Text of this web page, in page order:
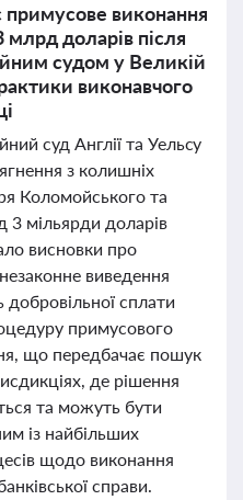
виконання
доларів після
судом у Великій
виконавчого
суд Англії та Уельсу
з колишніх
Коломойського та
3 мільярди доларів
висновки про
виведення
добровільної сплати
примусового
що передбачає пошук
де рішення
та можуть бути
із найбільших
щодо виконання
справи.